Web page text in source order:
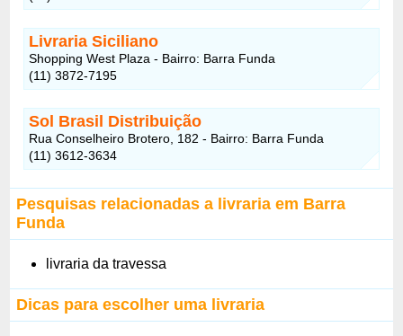
Livraria Siciliano
Shopping West Plaza - Bairro: Barra Funda
(11) 3872-7195
Sol Brasil Distribuição
Rua Conselheiro Brotero, 182 - Bairro: Barra Funda
(11) 3612-3634
Pesquisas relacionadas a livraria em Barra
Funda
livraria da travessa
Dicas para escolher uma livraria